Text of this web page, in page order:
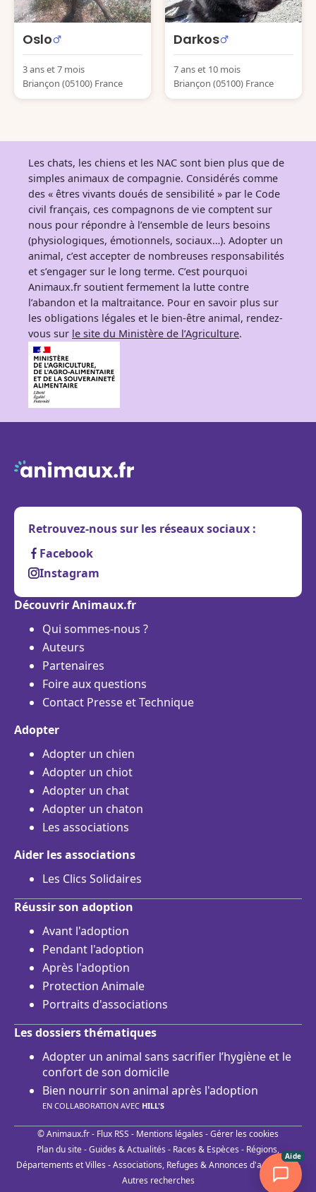
Oslo
3 ans et 7 mois
Briançon (05100) France
Darkos
7 ans et 10 mois
Briançon (05100) France
Les chats, les chiens et les NAC sont bien plus que de
simples animaux de compagnie. Considérés comme
des « êtres vivants doués de sensibilité » par le Code
civil français, ces compagnons de vie comptent sur
nous pour répondre à l’ensemble de leurs besoins
(physiologiques, émotionnels, sociaux…). Adopter un
animal, c’est accepter de nombreuses responsabilités
et s’engager sur le long terme. C’est pourquoi
Animaux.fr soutient fermement la lutte contre
l’abandon et la maltraitance. Pour en savoir plus sur
les obligations légales et le bien-être animal, rendez-
vous sur le site du Ministère de l’Agriculture.
Retrouvez-nous sur les réseaux sociaux :
Facebook
Instagram
Découvrir Animaux.fr
Qui sommes-nous ?
Auteurs
Partenaires
Foire aux questions
Contact Presse et Technique
Adopter
Adopter un chien
Adopter un chiot
Adopter un chat
Adopter un chaton
Les associations
Aider les associations
Les Clics Solidaires
Réussir son adoption
Avant l'adoption
Pendant l'adoption
Après l'adoption
Protection Animale
Portraits d'associations
Les dossiers thématiques
Adopter un animal sans sacrifier l’hygiène et le
confort de son domicile
Bien nourrir son animal après l'adoption
EN COLLABORATION AVEC HILL'S
© Animaux.fr - Flux RSS - Mentions légales -Gérer les cookies
Plan du site-Guides & Actualités - Races & Espèces - Régions,
Départements et Villes -Associations, Refuges & Annonces d'adoptions-
Autres recherches
Aide